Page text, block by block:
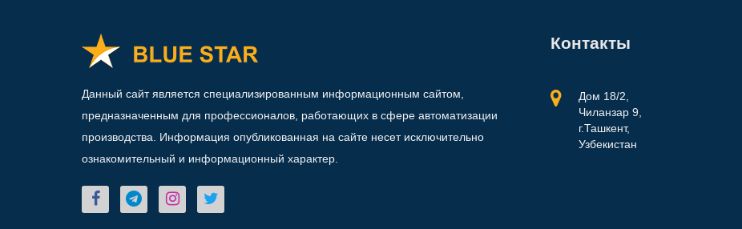
Данный сайт является специализированным информационным сайтом,
предназначенным для профессионалов, работающих в сфере автоматизации
производства. Информация опубликованная на сайте несет исключительно
ознакомительный и информационный характер.
Контакты
Дом 18/2,
Чиланзар 9,
г.Ташкент,
Узбекистан